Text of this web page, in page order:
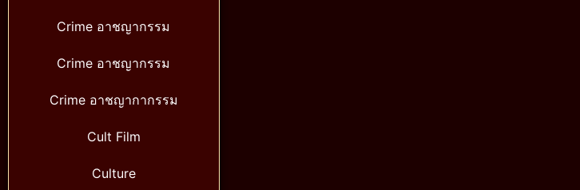
Crime อาชญากรรม
Crime อาชญากรรม
Crime อาชญากากรรม
Cult Film
Culture